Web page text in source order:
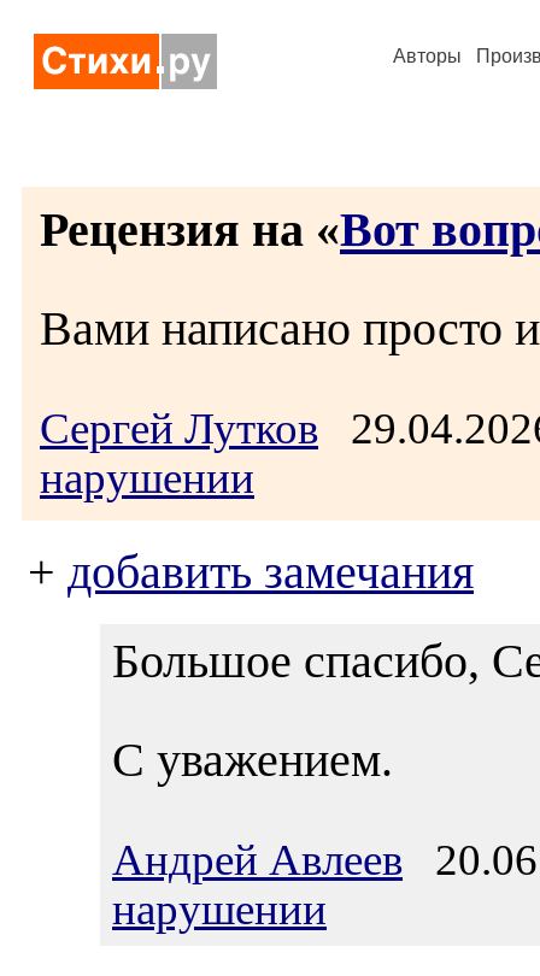
Авторы
Рецензия на «Вот
Вами написано просто
Сергей Лутков
нарушении
+ добавить замечания
Большое спасибо,
С уважением.
Андрей Авлеев
нарушении